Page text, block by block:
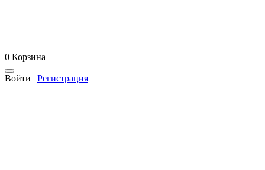
0 Корзина
Войти | Регистрация